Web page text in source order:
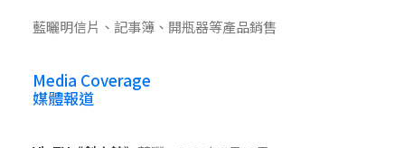
藍曬明信片、記事簿、開瓶器等產品銷售
Media Coverage
媒體報道